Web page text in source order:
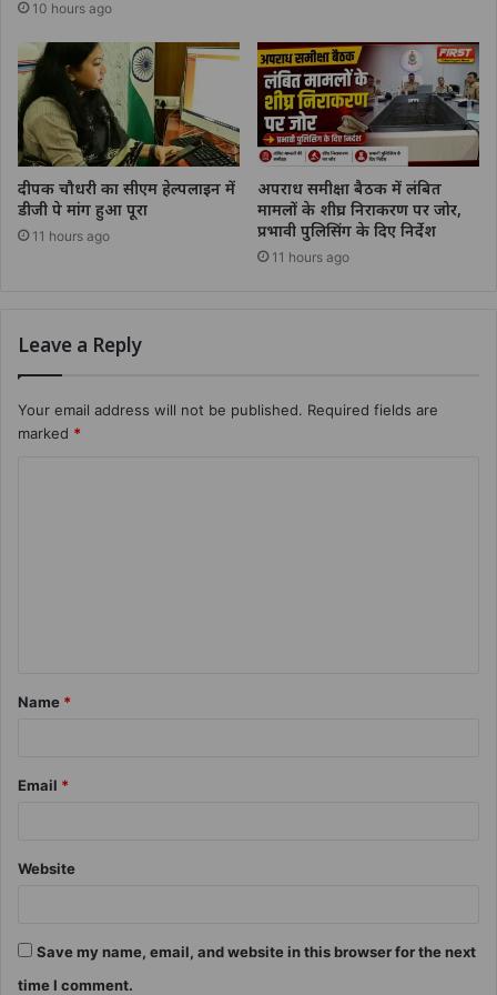
10 hours ago
दीपक चौधरी का सीएम हेल्पलाइन में
डीजी पे मांग हुआ पूरा
11 hours ago
अपराध समीक्षा बैठक में लंबित
मामलों के शीघ्र निराकरण पर जोर,
प्रभावी पुलिसिंग के दिए निर्देश
11 hours ago
Leave a Reply
Your email address will not be published. Required fields are
marked *
Name *
Email *
Website
Save my name, email, and website in this browser for the next
time I comment.